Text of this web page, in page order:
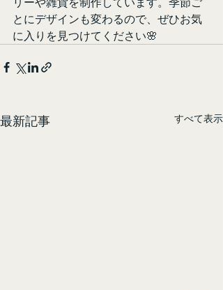
とにデザインも変わるので、ぜひお気
に入りを見つけてください🌸
最新記事 すべて表示